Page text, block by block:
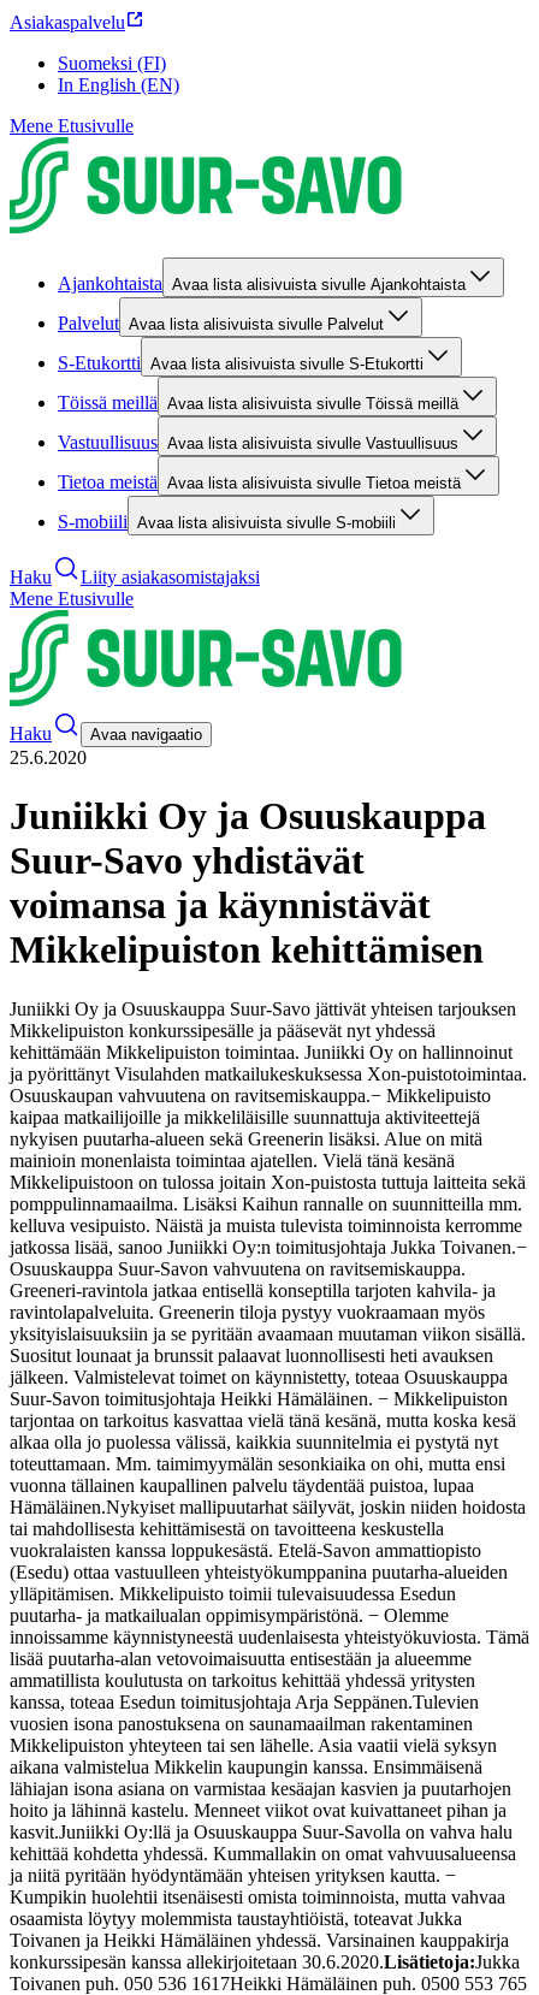
Asiakaspalvelu
Suomeksi (FI)
In English (EN)
Mene Etusivulle
Ajankohtaista Avaa lista alisivuista sivulle Ajankohtaista
Palvelut Avaa lista alisivuista sivulle Palvelut
S-Etukortti Avaa lista alisivuista sivulle S-Etukortti
Töissä meillä Avaa lista alisivuista sivulle Töissä meillä
Vastuullisuus Avaa lista alisivuista sivulle Vastuullisuus
Tietoa meistä Avaa lista alisivuista sivulle Tietoa meistä
S-mobiili Avaa lista alisivuista sivulle S-mobiili
Haku
Liity asiakasomistajaksi
Mene Etusivulle
Haku Avaa navigaatio
25.6.2020
Juniikki Oy ja Osuuskauppa
Suur-Savo yhdistävät
voimansa ja käynnistävät
Mikkelipuiston kehittämisen
Juniikki Oy ja Osuuskauppa Suur-Savo jättivät yhteisen tarjouksen
Mikkelipuiston konkurssipesälle ja pääsevät nyt yhdessä
kehittämään Mikkelipuiston toimintaa. Juniikki Oy on hallinnoinut
ja pyörittänyt Visulahden matkailukeskuksessa Xon-puistotoimintaa.
Osuuskaupan vahvuutena on ravitsemiskauppa.− Mikkelipuisto
kaipaa matkailijoille ja mikkeliläisille suunnattuja aktiviteettejä
nykyisen puutarha-alueen sekä Greenerin lisäksi. Alue on mitä
mainioin monenlaista toimintaa ajatellen. Vielä tänä kesänä
Mikkelipuistoon on tulossa joitain Xon-puistosta tuttuja laitteita sekä
pomppulinnamaailma. Lisäksi Kaihun rannalle on suunnitteilla mm.
kelluva vesipuisto. Näistä ja muista tulevista toiminnoista kerromme
jatkossa lisää, sanoo Juniikki Oy:n toimitusjohtaja Jukka Toivanen.−
Osuuskauppa Suur-Savon vahvuutena on ravitsemiskauppa.
Greeneri-ravintola jatkaa entisellä konseptilla tarjoten kahvila- ja
ravintolapalveluita. Greenerin tiloja pystyy vuokraamaan myös
yksityislaisuuksiin ja se pyritään avaamaan muutaman viikon sisällä.
Suositut lounaat ja brunssit palaavat luonnollisesti heti avauksen
jälkeen. Valmistelevat toimet on käynnistetty, toteaa Osuuskauppa
Suur-Savon toimitusjohtaja Heikki Hämäläinen. − Mikkelipuiston
tarjontaa on tarkoitus kasvattaa vielä tänä kesänä, mutta koska kesä
alkaa olla jo puolessa välissä, kaikkia suunnitelmia ei pystytä nyt
toteuttamaan. Mm. taimimyymälän sesonkiaika on ohi, mutta ensi
vuonna tällainen kaupallinen palvelu täydentää puistoa, lupaa
Hämäläinen.Nykyiset mallipuutarhat säilyvät, joskin niiden hoidosta
tai mahdollisesta kehittämisestä on tavoitteena keskustella
vuokralaisten kanssa loppukesästä. Etelä-Savon ammattiopisto
(Esedu) ottaa vastuulleen yhteistyökumppanina puutarha-alueiden
ylläpitämisen. Mikkelipuisto toimii tulevaisuudessa Esedun
puutarha- ja matkailualan oppimisympäristönä. − Olemme
innoissamme käynnistyneestä uudenlaisesta yhteistyökuviosta. Tämä
lisää puutarha-alan vetovoimaisuutta entisestään ja alueemme
ammatillista koulutusta on tarkoitus kehittää yhdessä yritysten
kanssa, toteaa Esedun toimitusjohtaja Arja Seppänen.Tulevien
vuosien isona panostuksena on saunamaailman rakentaminen
Mikkelipuiston yhteyteen tai sen lähelle. Asia vaatii vielä syksyn
aikana valmistelua Mikkelin kaupungin kanssa. Ensimmäisenä
lähiajan isona asiana on varmistaa kesäajan kasvien ja puutarhojen
hoito ja lähinnä kastelu. Menneet viikot ovat kuivattaneet pihan ja
kasvit.Juniikki Oy:llä ja Osuuskauppa Suur-Savolla on vahva halu
kehittää kohdetta yhdessä. Kummallakin on omat vahvuusalueensa
ja niitä pyritään hyödyntämään yhteisen yrityksen kautta. −
Kumpikin huolehtii itsenäisesti omista toiminnoista, mutta vahvaa
osaamista löytyy molemmista taustayhtiöistä, toteavat Jukka
Toivanen ja Heikki Hämäläinen yhdessä. Varsinainen kauppakirja
konkurssipesän kanssa allekirjoitetaan 30.6.2020.Lisätietoja:Jukka
Toivanen puh. 050 536 1617Heikki Hämäläinen puh. 0500 553 765